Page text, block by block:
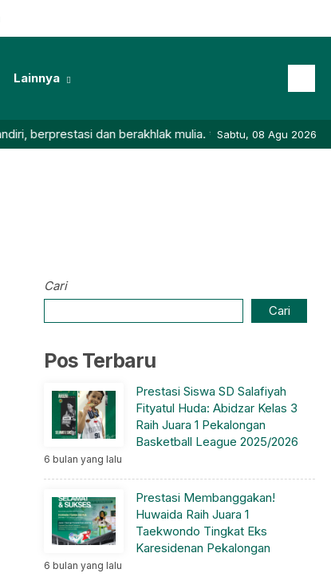
Lainnya
Sabtu, 08 Agu 2026
dan berakhlak mulia. ✨ Yuk, bergabung bersama
Cari
Cari
Pos Terbaru
Prestasi Siswa SD Salafiyah
Fityatul Huda: Abidzar Kelas 3
Raih Juara 1 Pekalongan
Basketball League 2025/2026
6 bulan yang lalu
Prestasi Membanggakan!
Huwaida Raih Juara 1
Taekwondo Tingkat Eks
Karesidenan Pekalongan
6 bulan yang lalu